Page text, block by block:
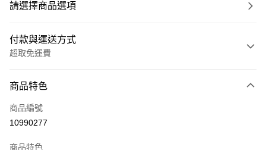
請選擇商品選項
付款與運送方式
超取免運費
信用卡一次付款
超商取貨付款
商品特色
商品編號
10990277
商品特色